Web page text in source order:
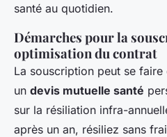
santé au quotidien.
Démarches pour la
optimisation du contrat
La souscription peut se
un devis mutuelle santé
sur la résiliation infra-
après un an, résiliez sans